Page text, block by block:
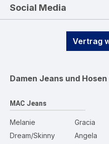
Social Media
Vertrag
Damen Jeans und Hosen
MAC Jeans
Melanie
Dream/Skinny
Gracia
Angela